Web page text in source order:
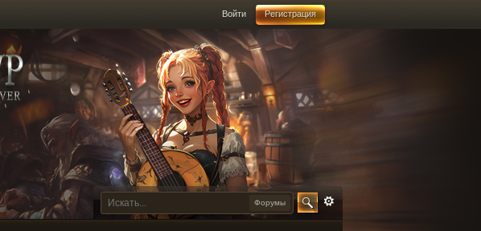
Войти Регистрация
Форумы